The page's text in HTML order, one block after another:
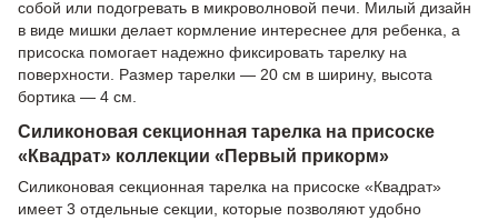
собой или подогревать в микроволновой печи. Милый дизайн
в виде мишки делает кормление интереснее для ребенка, а
присоска помогает надежно фиксировать тарелку на
поверхности. Размер тарелки — 20 см в ширину, высота
бортика — 4 см.
Силиконовая секционная тарелка на присоске
«Квадрат» коллекции «Первый прикорм»
Силиконовая секционная тарелка на присоске «Квадрат»
имеет 3 отдельные секции, которые позволяют удобно